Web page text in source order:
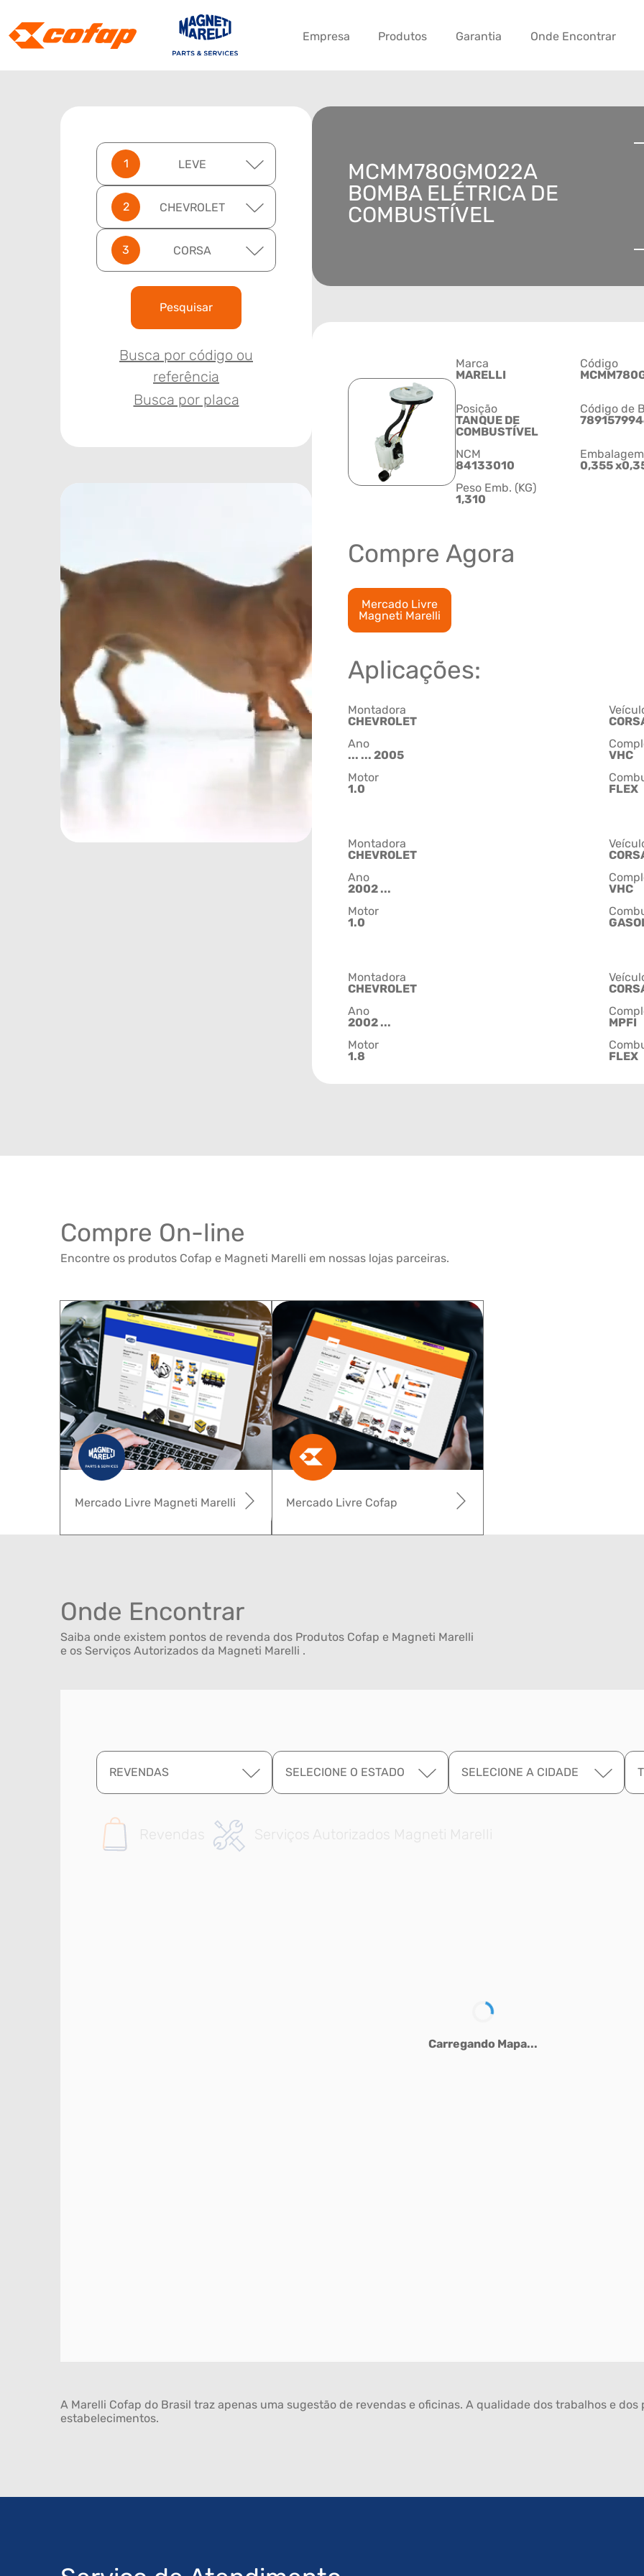
Empresa Produtos Garantia Onde Encontrar
LEVE
CHEVROLET
CORSA
Pesquisar
Busca por código ou
referência
Busca por placa
MCMM780GM022A
BOMBA ELÉTRICA DE
COMBUSTÍVEL
Marca
MARELLI
Código
Posição
TANQUE DE
COMBUSTÍVEL
Código de
NCM
84133010
0,355
Peso Emb. (KG)
1,310
Compre Agora
Mercado Livre
Magneti Marelli
Aplicações:
Montadora
CHEVROLET
Ano
... ... 2005
VHC
Motor
1.0
FLEX
Montadora
CHEVROLET
Ano
2002 ...
VHC
Motor
1.0
Montadora
CHEVROLET
Ano
2002 ...
MPFI
Motor
1.8
FLEX
Compre On-line
Encontre os produtos Cofap e Magneti Marelli em nossas lojas parceiras.
Mercado Livre Cofap
Mercado Livre Magneti Marelli
Onde Encontrar
Saiba onde existem pontos de revenda dos Produtos Cofap e Magneti Marelli
e os Serviços Autorizados da Magneti Marelli .
REVENDAS SELECIONE O ESTADO SELECIONE A CIDADE
Revendas Serviços Autorizados Magneti Marelli
Carregando Mapa...
A Marelli Cofap do Brasil traz apenas uma sugestão de revendas e oficinas. A qualidade dos trabalhos e
estabelecimentos.